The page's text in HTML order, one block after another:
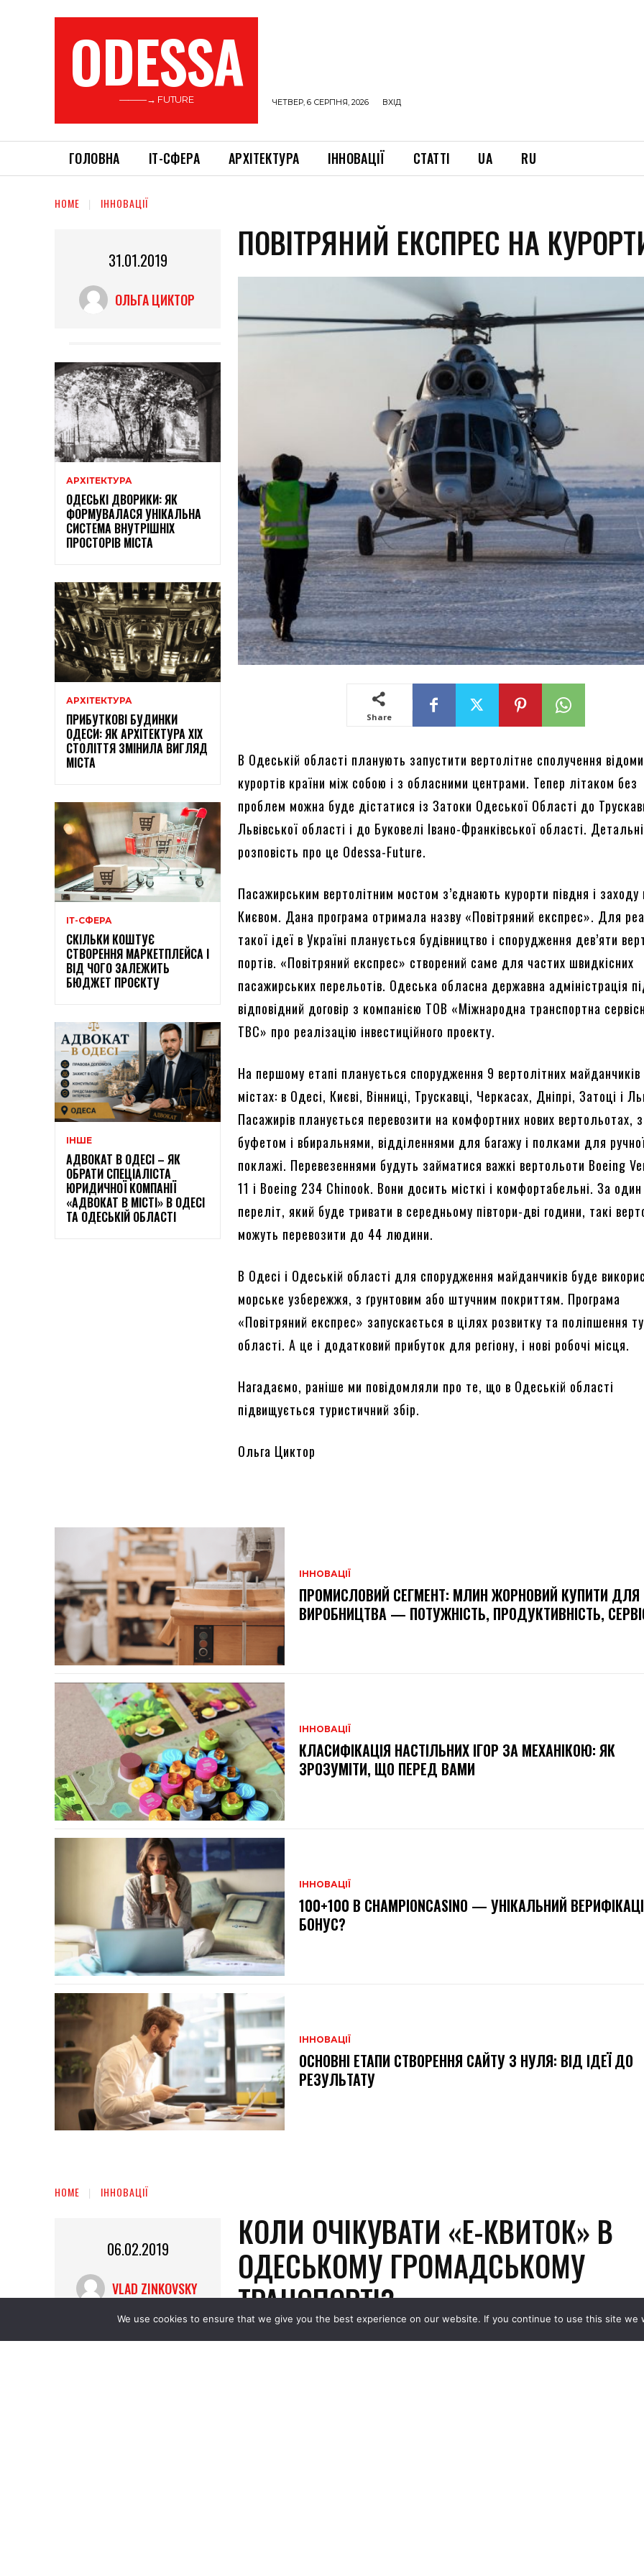
ODESSA
———→ FUTURE ЧЕТВЕР, 6 СЕРПНЯ, 2026 ВХІД
ГОЛОВНА ІТ-СФЕРА АРХІТЕКТУРА ІННОВАЦІЇ СТАТТІ UA RU
HOME ІННОВАЦІЇ
31.01.2019
ОЛЬГА ЦИКТОР
АРХІТЕКТУРА
ОДЕСЬКІ ДВОРИКИ: ЯК
ФОРМУВАЛАСЯ УНІКАЛЬНА
СИСТЕМА ВНУТРІШНІХ
ПРОСТОРІВ МІСТА
АРХІТЕКТУРА
ПРИБУТКОВІ БУДИНКИ
ОДЕСИ: ЯК АРХІТЕКТУРА XIX
СТОЛІТТЯ ЗМІНИЛА ВИГЛЯД
МІСТА
ІТ-СФЕРА
СКІЛЬКИ КОШТУЄ
СТВОРЕННЯ МАРКЕТПЛЕЙСА І
ВІД ЧОГО ЗАЛЕЖИТЬ
БЮДЖЕТ ПРОЄКТУ
ІНШЕ
АДВОКАТ В ОДЕСІ – ЯК
ОБРАТИ СПЕЦІАЛІСТА
ЮРИДИЧНОЇ КОМПАНІЇ
«АДВОКАТ В МІСТІ» В ОДЕСІ
ТА ОДЕСЬКІЙ ОБЛАСТІ
ПОВІТРЯНИЙ ЕКСПРЕС НА
Share
В Одеській області планують запустити вертолітне сполучення
курортів країни між собою і з обласними центрами. Тепер літаком без
проблем можна буде дістатися із Затоки Одеської Області до
Львівської області і до Буковелі Івано-Франківської області.
розповість про це Odessa-Future.
Пасажирським вертолітним мостом з’єднають курорти півдня і заходу
Києвом. Дана програма отримала назву «Повітряний експрес». Для
такої ідеї в Україні планується будівництво і спорудження дев’яти
портів. «Повітряний експрес» створений саме для частих швидкісних
пасажирських перельотів. Одеська обласна державна адміністрація
відповідний договір з компанією ТОВ «Міжнародна транспортна
ТВС» про реалізацію інвестиційного проекту.
На першому етапі планується спорудження 9 вертолітних майданчиків
містах: в Одесі, Києві, Вінниці, Трускавці, Черкасах, Дніпрі, Затоці і
Пасажирів планується перевозити на комфортних нових вертольотах, з
буфетом і вбиральнями, відділеннями для багажу і полками для
поклажі. Перевезеннями будуть займатися важкі вертольоти Boeing
11 і Boeing 234 Chinook. Вони досить місткі і комфортабельні. За один
переліт, який буде тривати в середньому півтори-дві години, такі
можуть перевозити до 44 людини.
В Одесі і Одеській області для спорудження майданчиків буде
морське узбережжя, з ґрунтовим або штучним покриттям. Програма
«Повітряний експрес» запускається в цілях розвитку та поліпшення
області. А це і додатковий прибуток для регіону, і нові робочі місця.
Нагадаємо, раніше ми повідомляли про те, що в Одеській області
підвищується туристичний збір.
Ольга Циктор
ІННОВАЦІЇ
ПРОМИСЛОВИЙ СЕГМЕНТ: МЛИН ЖОРНОВИЙ КУПИТИ ДЛЯ
ВИРОБНИЦТВА — ПОТУЖНІСТЬ, ПРОДУКТИВНІСТЬ,
ІННОВАЦІЇ
КЛАСИФІКАЦІЯ НАСТІЛЬНИХ ІГОР ЗА МЕХАНІКОЮ: ЯК
ЗРОЗУМІТИ, ЩО ПЕРЕД ВАМИ
ІННОВАЦІЇ
100+100 В CHAMPIONCASINO — УНІКАЛЬНИЙ
БОНУС?
ІННОВАЦІЇ
ОСНОВНІ ЕТАПИ СТВОРЕННЯ САЙТУ З НУЛЯ: ВІД ІДЕЇ ДО
РЕЗУЛЬТАТУ
We use cookies to ensure that we give you the best experience on our website. If you continue to use this site we